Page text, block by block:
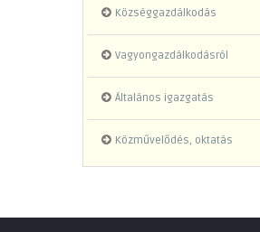
Községgazdálkodás
Vagyongazdálkodásról
Általános igazgatás
Közművelődés, oktatás